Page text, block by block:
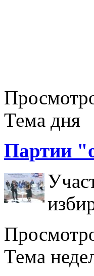
Тема дня
Партии
Тема